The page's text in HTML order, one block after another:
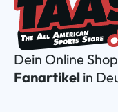
Dein Online
Fanartikel in